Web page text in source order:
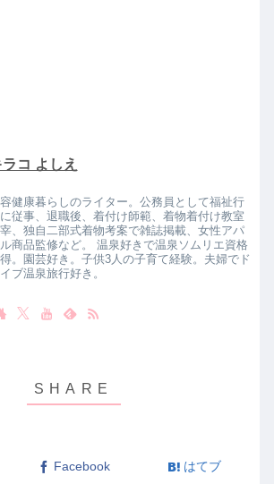
ラコ よしえ
健康暮らしのライター。公務員として福祉行
従事、退職後、着付け師範、着物着付け教室
、独自二部式着物考案で雑誌掲載、女性アパ
商品監修など。 温泉好きで温泉ソムリエ資格
。園芸好き。子供3人の子育て経験。夫婦でド
ブ温泉旅行好き。
Facebook はてブ